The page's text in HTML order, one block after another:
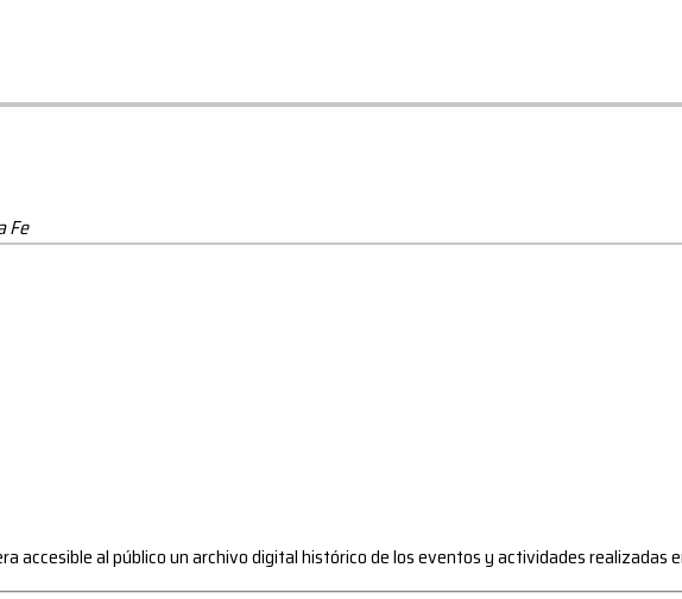
Fe
accesible al público un archivo digital histórico de los eventos y actividades realizadas